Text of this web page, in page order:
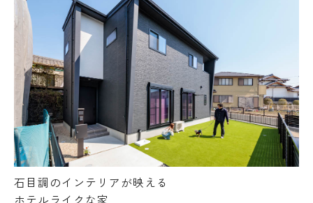
石目調のインテリアが映える
ホテルライクな家